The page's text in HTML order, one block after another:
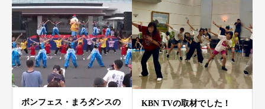
ボンフェス・まろダンスの
KBN TVの取材でした！